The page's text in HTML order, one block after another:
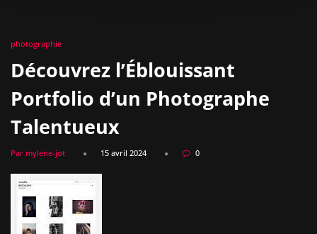
photographie
Découvrez l’Éblouissant
Portfolio d’un Photographe
Talentueux
Par mylene-jot 15 avril 2024 0